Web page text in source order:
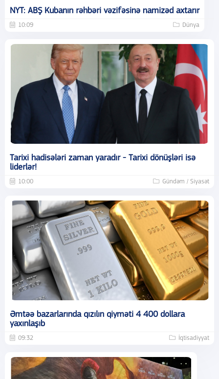
NYT: ABŞ Kubanın rəhbəri vəzifəsinə namizəd axtarır
10:09 Dünya
Tarixi hadisələri zaman yaradır - Tarixi dönüşləri isə
liderlər!
10:00 Gündəm / Siyasət
Əmtəə bazarlarında qızılın qiyməti 4 400 dollara
yaxınlaşıb
09:32 İqtisadiyyat